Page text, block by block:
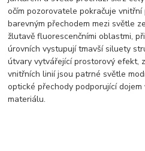
očím pozorovatele pokračuje
barevným přechodem mezi světle
žlutavě fluorescenčními oblastmi,
úrovních vystupují tmavší siluety
útvary vytvářející prostorový efekt,
vnitřních linií jsou patrné světle
optické přechody podporující
materiálu.